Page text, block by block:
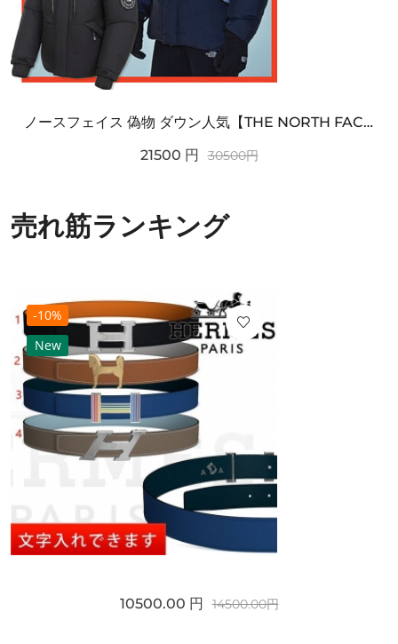
ノースフェイス 偽物 ダウン人気【THE NORTH FACE】M'S 7 SUMMIT HIM...
21500 円 30500円
売れ筋ランキング
-10%
New
10500.00 円 14500.00円